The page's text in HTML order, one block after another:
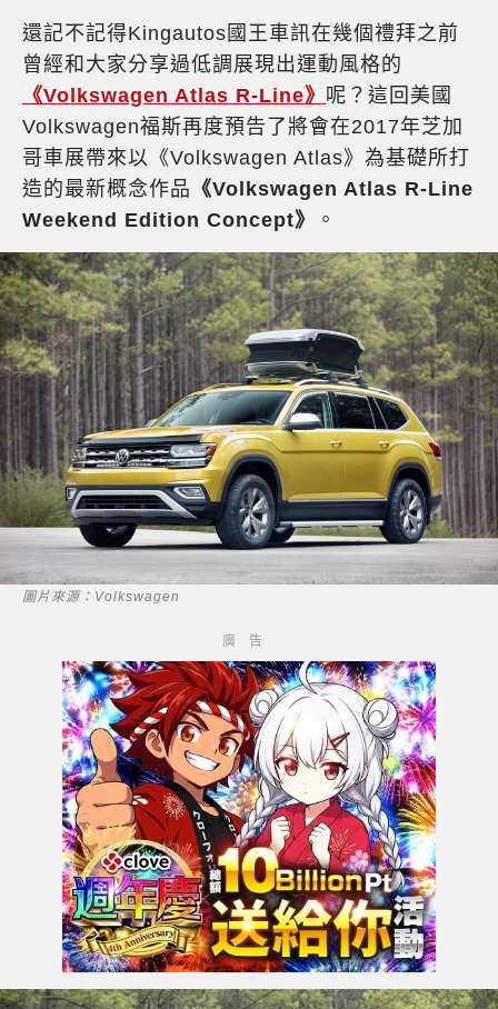
還記不記得Kingautos國王車訊在幾個禮拜之前
曾經和大家分享過低調展現出運動風格的
《Volkswagen Atlas R-Line》 呢？這回美國
Volkswagen福斯再度預告了將會在2017年芝加
哥車展帶來以《Volkswagen Atlas》為基礎所打
造的最新概念作品 《Volkswagen Atlas R-Line
Weekend Edition Concept》
。
圖片來源：Volkswagen